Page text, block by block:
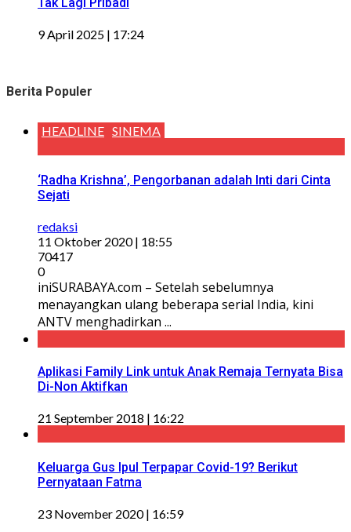
9 April 2025 | 17:24
Berita Populer
HEADLINE SINEMA
‘Radha Krishna’, Pengorbanan adalah Inti dari Cinta
Sejati
redaksi
11 Oktober 2020 | 18:55
70417
0
iniSURABAYA.com – Setelah sebelumnya
menayangkan ulang beberapa serial India, kini
ANTV menghadirkan ...
Aplikasi Family Link untuk Anak Remaja Ternyata Bisa
Di-Non Aktifkan
21 September 2018 | 16:22
Keluarga Gus Ipul Terpapar Covid-19? Berikut
Pernyataan Fatma
23 November 2020 | 16:59